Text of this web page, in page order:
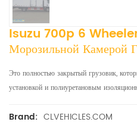
Isuzu 700p 6
Морозильной Камерой
Это полностью закрытый грузовик,
установкой и полиуретановым
Brand: CLVEHICLES.COM